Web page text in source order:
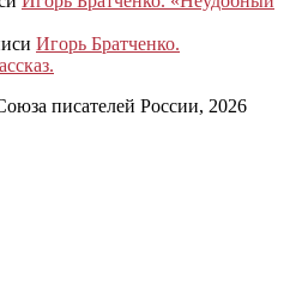
Игорь Братченко.
писателей России, 2026